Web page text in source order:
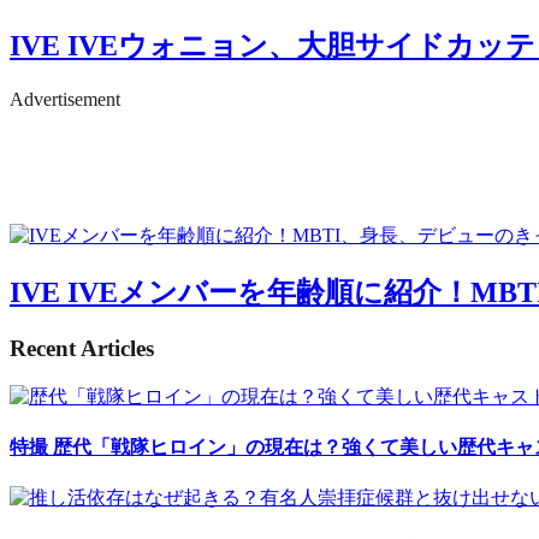
IVE IVEウォニョン、大胆サイドカッ
Advertisement
IVE IVEメンバーを年齢順に紹介！
Recent Articles
特撮 歴代「戦隊ヒロイン」の現在は？強くて美しい歴代キ